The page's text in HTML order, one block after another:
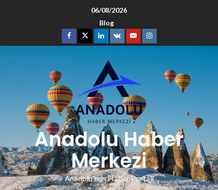
06/08/2026
Blog
Anadolu Haber
Merkezi
Anadolu'nun Haber Portalı